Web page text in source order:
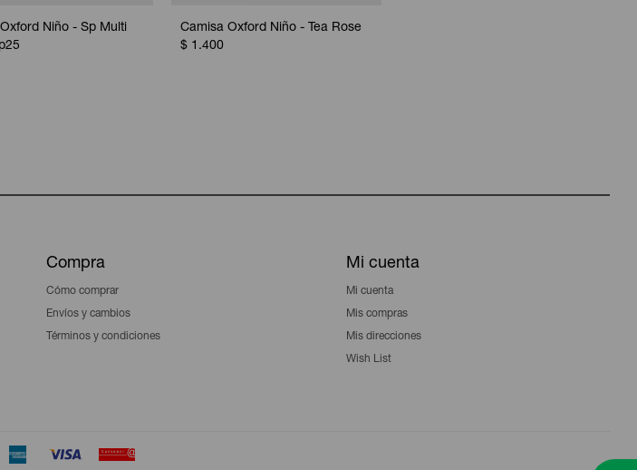
Niño - Sp Multi
Camisa Oxford Niño - Tea Rose
$ 1.400
Compra
Cómo comprar
Envíos y cambios
Términos y condiciones
Mi cuenta
Mi cuenta
Mis compras
Mis direcciones
Wish List